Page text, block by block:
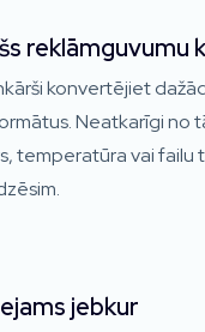
reklāmguvumu
konvertējiet
Neatkarīgi no
temperatūra vai failu
jebkur